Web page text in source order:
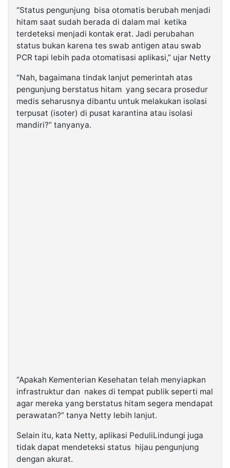
“Status pengunjung bisa otomatis berubah menjadi
hitam saat sudah berada di dalam mal ketika
terdeteksi menjadi kontak erat. Jadi perubahan
status bukan karena tes swab antigen atau swab
PCR tapi lebih pada otomatisasi aplikasi,” ujar Netty
“Nah, bagaimana tindak lanjut pemerintah atas
pengunjung berstatus hitam yang secara prosedur
medis seharusnya dibantu untuk melakukan isolasi
terpusat (isoter) di pusat karantina atau isolasi
mandiri?” tanyanya.
“Apakah Kementerian Kesehatan telah menyiapkan
infrastruktur dan nakes di tempat publik seperti mal
agar mereka yang berstatus hitam segera mendapat
perawatan?” tanya Netty lebih lanjut.
Selain itu, kata Netty, aplikasi PeduliLindungi juga
tidak dapat mendeteksi status hijau pengunjung
dengan akurat.